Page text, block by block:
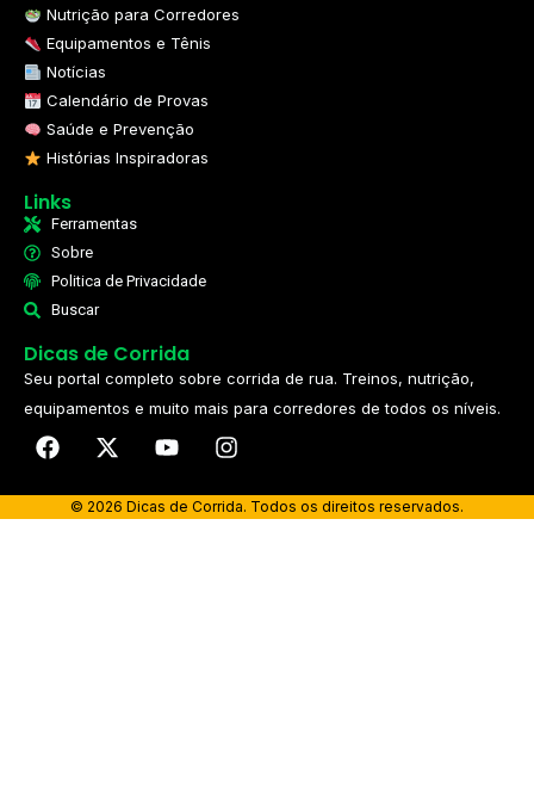
Nutrição para Corredores
Equipamentos e Tênis
Notícias
Calendário de Provas
Saúde e Prevenção
Histórias Inspiradoras
Links
Ferramentas
Sobre
Politica de Privacidade
Buscar
Dicas de Corrida
Seu portal completo sobre corrida de rua. Treinos, nutrição,
equipamentos e muito mais para corredores de todos os níveis.​
© 2026 Dicas de Corrida. Todos os direitos reservados.